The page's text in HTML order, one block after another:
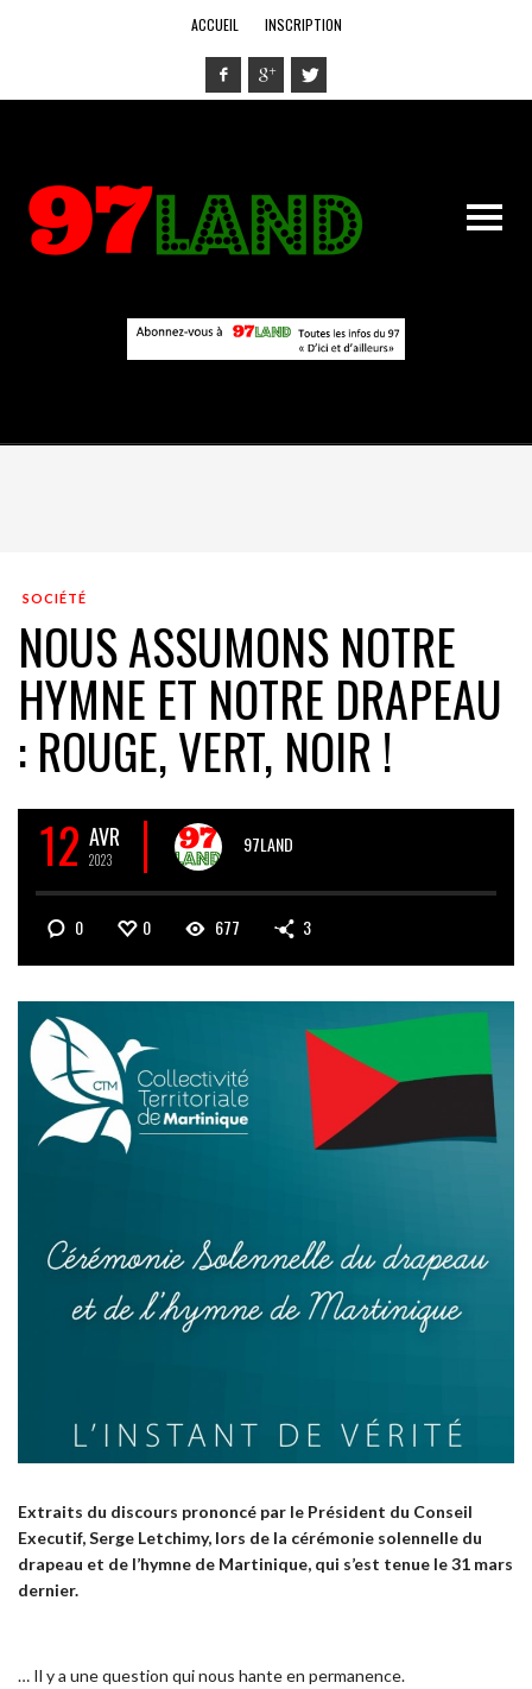
ACCUEIL INSCRIPTION
SOCIÉTÉ
NOUS ASSUMONS NOTRE
HYMNE ET NOTRE DRAPEAU
: ROUGE, VERT, NOIR !
12 AVR
2023
97LAND
0 0 677 3
Extraits du discours prononcé par le Président du Conseil
Executif, Serge Letchimy, lors de la cérémonie solennelle du
drapeau et de l’hymne de Martinique, qui s’est tenue le 31 mars
dernier.
… Il y a une question qui nous hante en permanence.